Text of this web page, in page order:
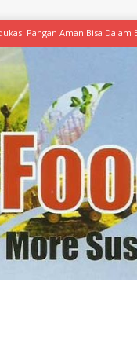
Pangan Aman Bisa Dalam
Mulai Ekspansi, IKEA dan
Free Versi Healthy Choice,
Latih Olah Singkong,
Makanan dengan McCormick,